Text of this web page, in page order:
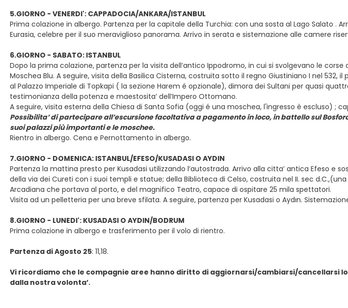
5.GIORNO - VENERDI': CAPPADOCIA/ANKARA/ISTANBUL
Prima colazione in albergo. Partenza per la capitale della Turchia: con una sosta al Lago Salato .
Eurasia, celebre per il suo meraviglioso panorama. Arrivo in serata e sistemazione alle camere
6.GIORNO - SABATO: ISTANBUL
Dopo la prima colazione, partenza per la visita dell’antico Ippodromo, in cui si svolgevano le
Moschea Blu. A seguire, visita della Basilica Cisterna, costruita sotto il regno Giustiniano I nel 532,
al Palazzo Imperiale di Topkapi ( la sezione Harem é opzionale), dimora dei Sultani per quasi
testimonianza della potenza e maestosita’ dell’Impero Ottomano.
A seguire, visita esterna della Chiesa di Santa Sofia (oggi é una moschea, l'ingresso è escluso) ;
Possibilita’ di partecipare all’escursione facoltativa a pagamento in loco, in battello sul
suoi palazzi più importanti e le moschee.
Rientro in albergo. Cena e Pernottamento in albergo.
7.GIORNO - DOMENICA: ISTANBUL/EFESO/KUSADASI O AYDIN
Partenza la mattina presto per Kusadasi utilizzando l’autostrada. Arrivo alla citta’ antica Efeso e
della via dei Cureti con i suoi templi e statue; della Biblioteca di Celso, costruita nel II. sec
Arcadiana che portava al porto, e del magnifico Teatro, capace di ospitare 25 mila spettatori.
Visita ad un pelletteria per una breve sfilata. A seguire, partenza per Kusadasi o Aydın.
8.GIORNO - LUNEDI': KUSADASI O AYDIN/BODRUM
Prima colazione in albergo e trasferimento per il volo di rientro.
Partenza di Agosto 25: 11,18.
Vi ricordiamo che le compagnie aree hanno diritto di aggiornarsi/cambiarsi/cancellarsi
dalla nostra volonta’.